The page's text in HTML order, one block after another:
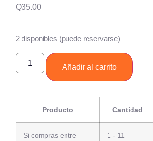
Q35.00
2 disponibles (puede reservarse)
Añadir al carrito
Producto Cantidad
Si compras entre 1 - 11